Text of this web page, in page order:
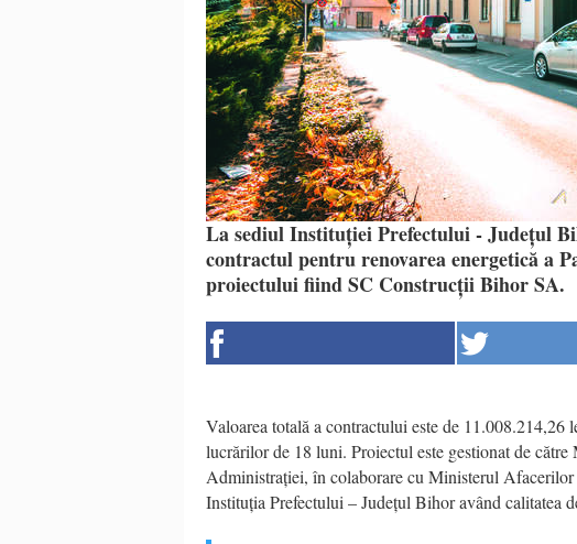
La sediul Instituției Prefectului - Județul
contractul pentru renovarea energetică a
proiectului fiind SC Construcții Bihor SA.
Valoarea totală a contractului este de
lucrărilor de 18 luni. Proiectul este gestionat de
Administrației, în colaborare cu Ministerul
Instituția Prefectului – Județul Bihor având calitatea